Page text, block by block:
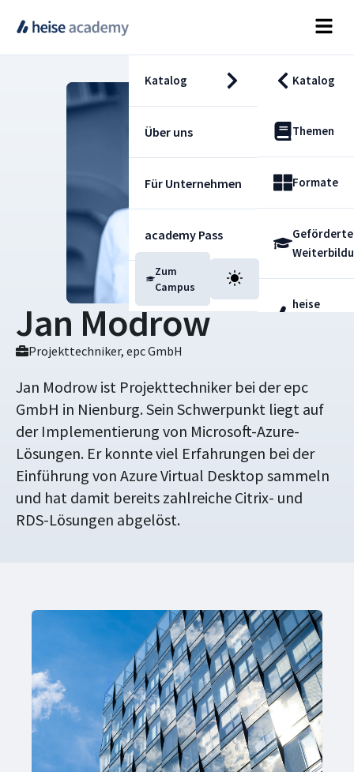
Katalog Katalog
Themen
Formate
Geförderte
heise
Über uns
Für Unternehmen
academy Pass
Blog
Zum
Campus
Jan Modrow
Projekttechniker, epc GmbH
Jan Modrow ist Projekttechniker bei der epc
GmbH in Nienburg. Sein Schwerpunkt liegt auf
der Implementierung von Microsoft-Azure-
Lösungen. Er konnte viel Erfahrungen bei der
Einführung von Azure Virtual Desktop sammeln
und hat damit bereits zahlreiche Citrix- und
RDS-Lösungen abgelöst.